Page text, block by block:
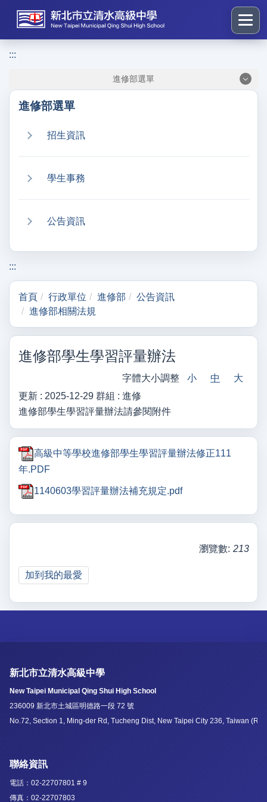
到
區
塊
:::
進修部選單
進修部選單
招生資訊
學生事務
公告資訊
:::
首頁 行政單位 進修部
公告資訊
進修部相關法規
進修部學生學習評量辦法
字體大小調整 小 中
大
更新 : 2025-12-29 群組 : 進修
進修部學生學習評量辦法請參閱附件
高級中等學校進修部學生學習評量辦法修正111
年.PDF
1140603學習評量辦法補充規定.pdf
瀏覽數: 213
加到我的最愛
新北市立清水高級中學
New Taipei Municipal Qing Shui High School
236009 新北市土城區明德路一段 72 號
No.72, Section 1, Ming-der Rd, Tucheng Dist, New Taipei City 236, Taiwan
聯絡資訊
電話：02-22707801 # 9
傳真：02-22707803